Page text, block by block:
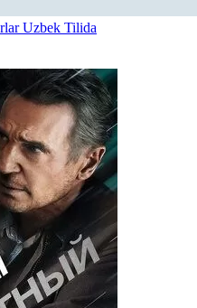
Uzbek Tilida